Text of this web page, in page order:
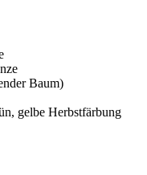
Baum)
gelbe Herbstfärbung